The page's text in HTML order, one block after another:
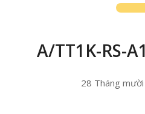
A/TT1K-RS-
28 Tháng